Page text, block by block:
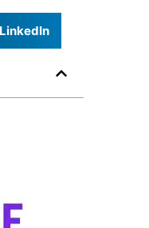
LinkedIn